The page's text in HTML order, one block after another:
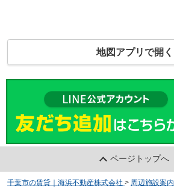
地図アプリで開く
ページトップへ
千葉市の賃貸｜海浜不動産株式会社 > 周辺施設案内